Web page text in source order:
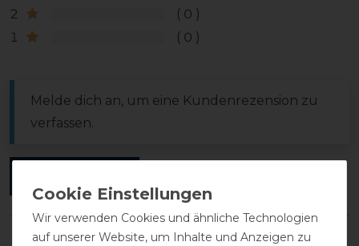
2
0
1
0
Melde dich an, um eine Kundenrezension zu
verfassen.
Wir verwenden Cookies und ähnliche Technologien
auf unserer Website, um Inhalte und Anzeigen zu